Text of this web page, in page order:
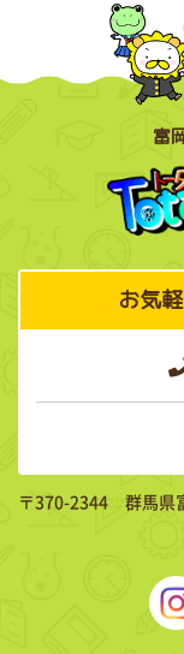
富
お気
〒370-2344 群馬県